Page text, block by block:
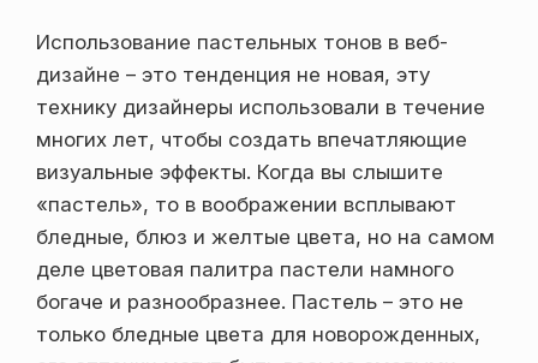
Использование пастельных тонов в веб-
дизайне – это тенденция не новая, эту
технику дизайнеры использовали в течение
многих лет, чтобы создать впечатляющие
визуальные эффекты. Когда вы слышите
«пастель», то в воображении всплывают
бледные, блюз и желтые цвета, но на самом
деле цветовая палитра пастели намного
богаче и разнообразнее. Пастель – это не
только бледные цвета для новорожденных,